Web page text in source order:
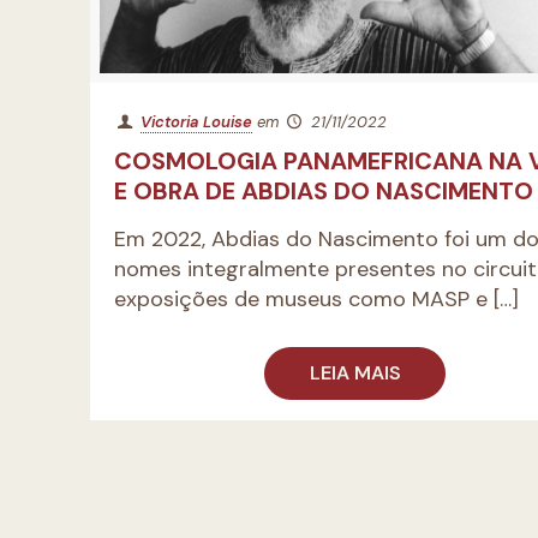
Victoria Louise em 21/11/2022
COSMOLOGIA PANAMEFRICANA NA
E OBRA DE ABDIAS DO NASCIMENTO
Em 2022, Abdias do Nascimento foi um
nomes integralmente presentes no
exposições de museus como MASP e […]
LEIA MAIS